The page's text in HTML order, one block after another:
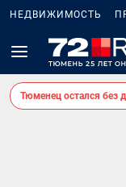
НЕДВИЖИМОСТЬ
Тюменец остался без